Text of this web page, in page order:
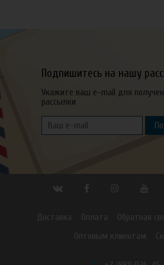
Подпишитесь на нашу
Укажите ваш e-mail для
рассылки
Доставка Оплата Обратная
Оптовым клиентам